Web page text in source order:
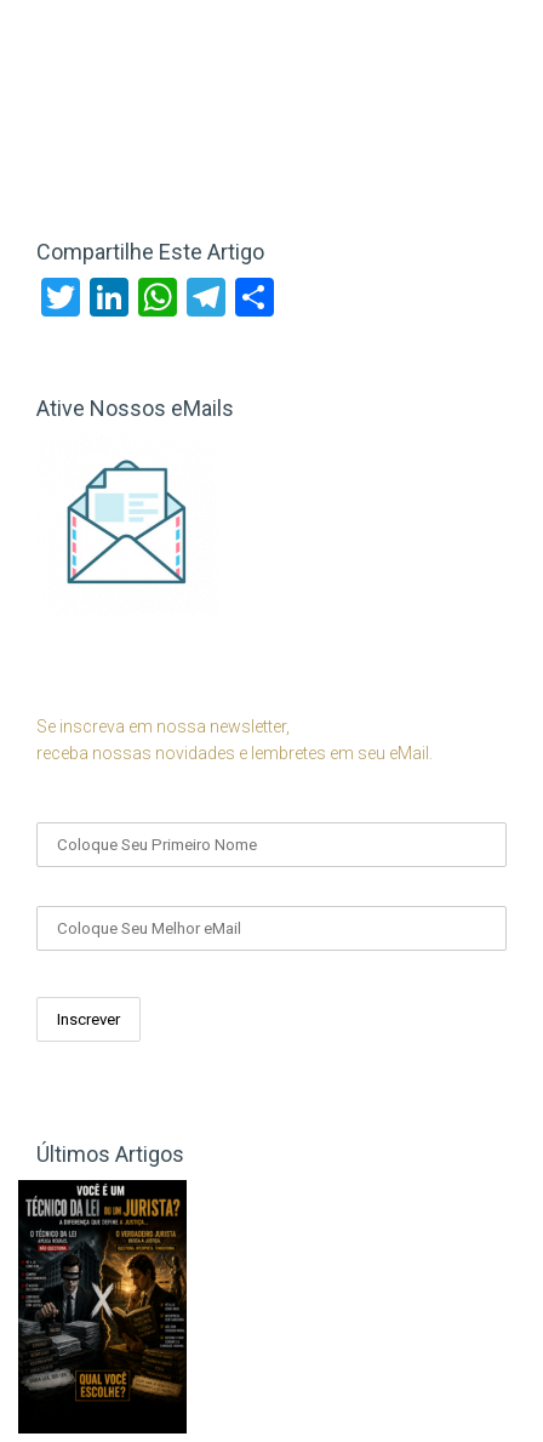
Compartilhe Este Artigo
Twitter
LinkedIn
WhatsApp
Telegram
Ative Nossos eMails
Se inscreva em nossa newsletter,
receba nossas novidades e lembretes em seu eMail.
Últimos Artigos